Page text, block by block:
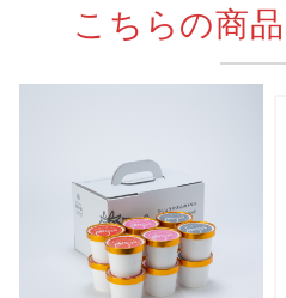
こちらの商